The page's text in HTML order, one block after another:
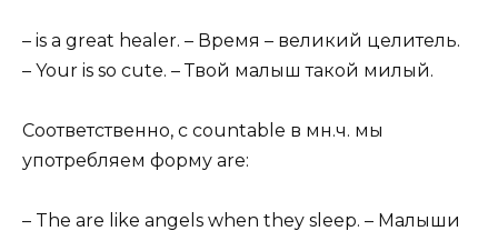
– is a great healer. – Время – великий целитель.
– Your is so cute. – Твой малыш такой милый.
Соответственно, с countable в мн.ч. мы
употребляем форму are:
– The are like angels when they sleep. – Малыши